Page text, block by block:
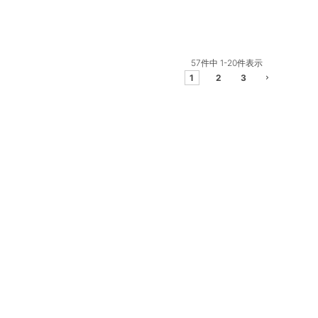
57件中 1-20件表示
1
2 3